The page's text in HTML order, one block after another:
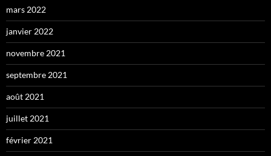
mars 2022
janvier 2022
novembre 2021
septembre 2021
août 2021
juillet 2021
février 2021